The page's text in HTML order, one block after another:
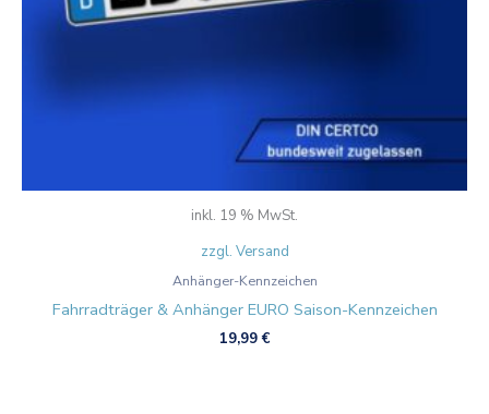
inkl. 19 % MwSt.
zzgl. Versand
Anhänger-Kennzeichen
Fahrradträger & Anhänger EURO Saison-Kennzeichen
19,99€